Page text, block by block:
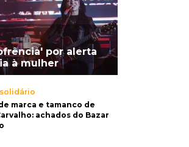
por alerta
à mulher
marca e tamanco de
achados do Bazar